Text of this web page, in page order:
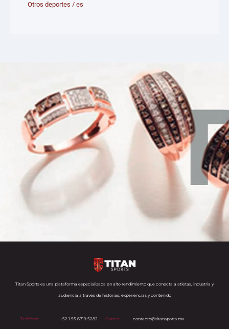
Otros deportes /es
Titan Sports es una plataforma especializada en alto rendimiento que conecta a atletas, industria y
audiencia a través de historias, experiencias y contenido
Teléfono: +52 1 55 6719 5282 Correo: contacto@titansports.mx